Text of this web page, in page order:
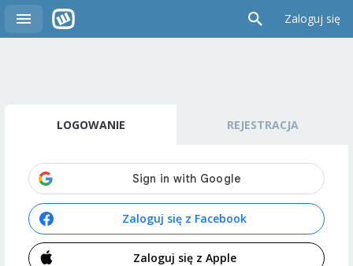
Zaloguj się
LOGOWANIE REJESTRACJA
Zaloguj się z Facebook
Zaloguj się z Apple